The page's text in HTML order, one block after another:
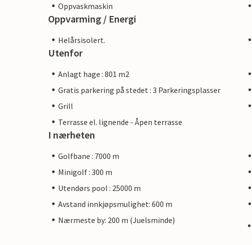
Oppvaskmaskin
Oppvarming / Energi
Helårsisolert.
Utenfor
Anlagt hage : 801 m2
Gratis parkering på stedet : 3 Parkeringsplasser
Grill
Terrasse el. lignende - Åpen terrasse
I nærheten
Golfbane : 7000 m
Minigolf : 300 m
Utendørs pool : 25000 m
Avstand innkjøpsmulighet: 600 m
Nærmeste by: 200 m (Juelsminde)